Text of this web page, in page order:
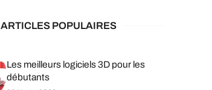
ARTICLES POPULAIRES
Les meilleurs logiciels 3D pour les
débutants